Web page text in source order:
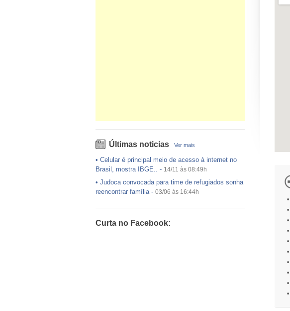
Últimas noticias Ver mais
• Celular é principal meio de acesso à internet no
Brasil, mostra IBGE.. - 14/11 às 08:49h
• Judoca convocada para time de refugiados sonha
reencontrar família- 03/06 às 16:44h
•Exército egípcio diz que encontrou destroços de
Curta no Facebook:
•
•
•
•
•
•
•
•
•
•